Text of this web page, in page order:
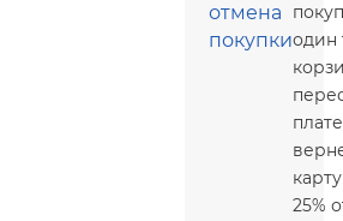
отмена
покупкиодин
25%